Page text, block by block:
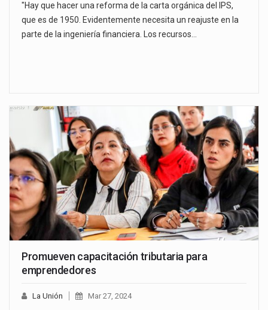
"Hay que hacer una reforma de la carta orgánica del IPS,
que es de 1950. Evidentemente necesita un reajuste en la
parte de la ingeniería financiera. Los recursos…
Promueven capacitación tributaria para
emprendedores
La Unión Mar 27, 2024